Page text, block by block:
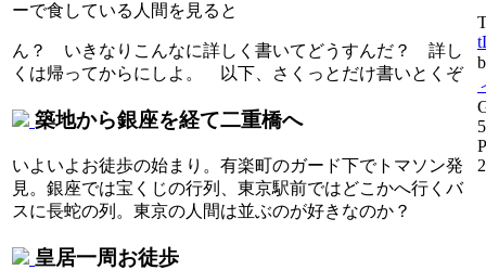
ーで食している人間を見ると
ん？ いきなりこんなに詳しく書いてどうすんだ？ 詳し
くは帰ってからにしよ。 以下、さくっとだけ書いとくぞ
築地から銀座を経て二重橋へ
いよいよお徒歩の始まり。有楽町のガード下でトマソン発
見。銀座では宝くじの行列、東京駅前ではどこかへ行くバ
スに長蛇の列。東京の人間は並ぶのが好きなのか？
皇居一周お徒歩